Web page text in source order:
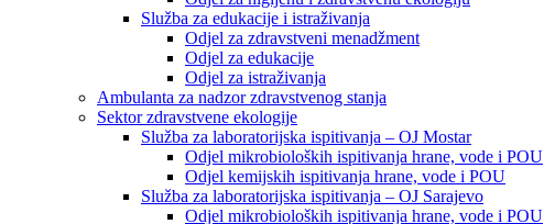
Služba za edukacije i istraživanja
Odjel za zdravstveni menadžment
Odjel za edukacije
Odjel za istraživanja
Ambulanta za nadzor zdravstvenog stanja
Sektor zdravstvene ekologije
Služba za laboratorijska ispitivanja – OJ Mostar
Odjel mikrobioloških ispitivanja hrane, vode i POU
Odjel kemijskih ispitivanja hrane, vode i POU
Služba za laboratorijska ispitivanja – OJ Sarajevo
Odjel mikrobioloških ispitivanja hrane, vode i POU